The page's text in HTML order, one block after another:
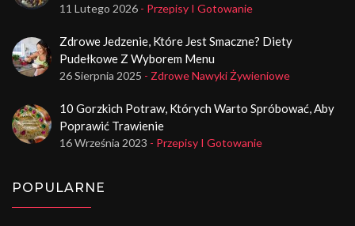
11 Lutego 2026 - Przepisy I Gotowanie
Zdrowe Jedzenie, Które Jest Smaczne? Diety
Pudełkowe Z Wyborem Menu
26 Sierpnia 2025 - Zdrowe Nawyki Żywieniowe
10 Gorzkich Potraw, Których Warto Spróbować, Aby
Poprawić Trawienie
16 Września 2023 - Przepisy I Gotowanie
POPULARNE